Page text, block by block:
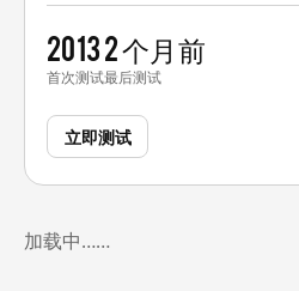
2013
首次测试
2 个月前
最后测试
立即测试
加载中……